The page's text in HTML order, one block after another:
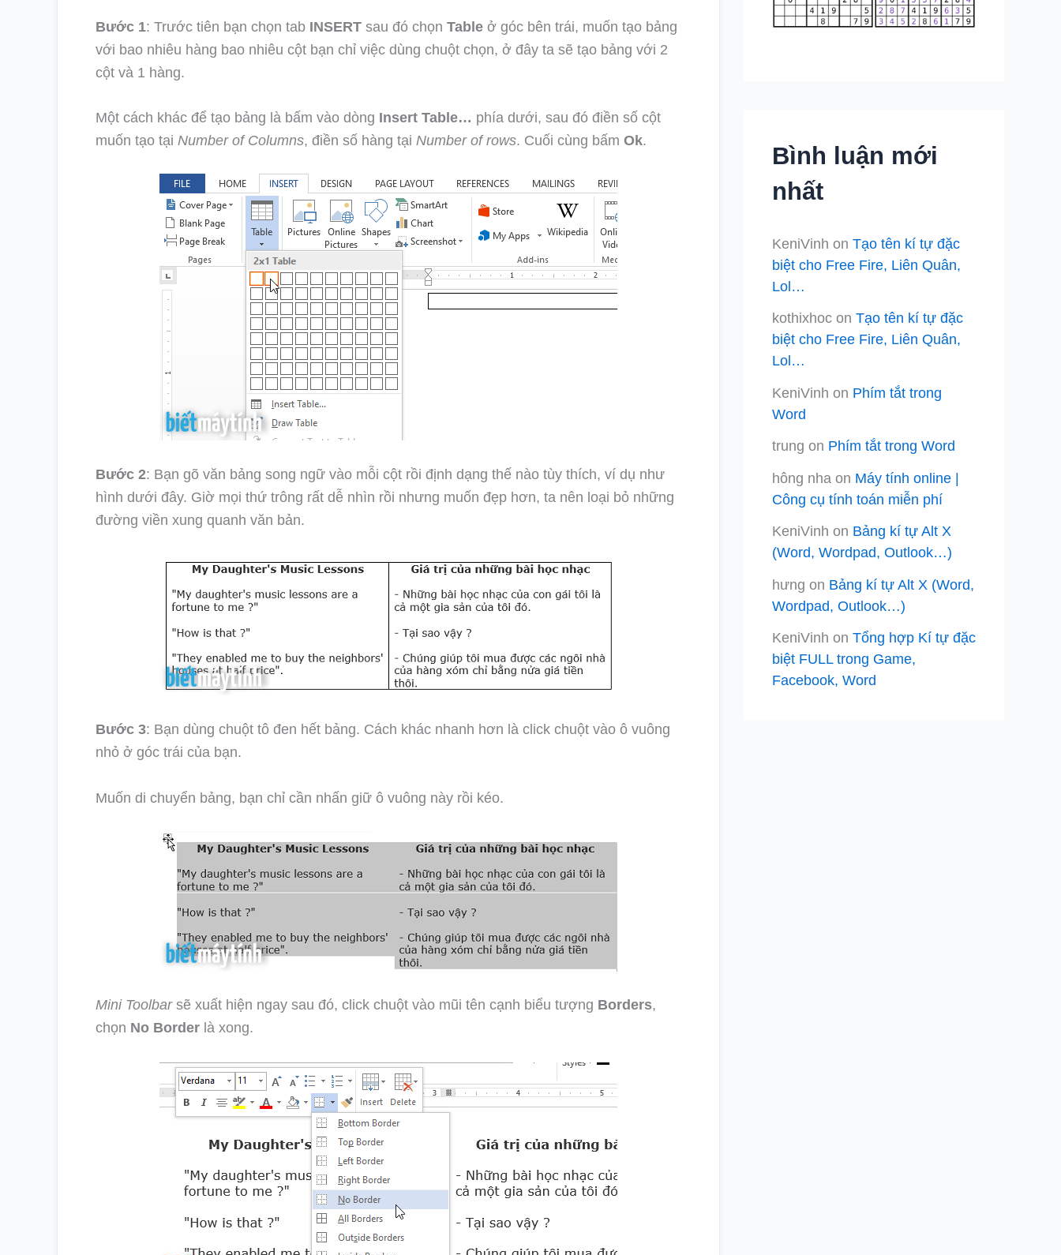
Bước 1: Trước tiên bạn chọn tab INSERT sau đó chọn Table ở góc bên trái, muốn tạo bảng
với bao nhiêu hàng bao nhiêu cột bạn chỉ việc dùng chuột chọn, ở đây ta sẽ tạo bảng với 2
cột và 1 hàng.
Một cách khác để tạo bảng là bấm vào dòng Insert Table… phía dưới, sau đó điền số cột
muốn tạo tại Number of Columns, điền số hàng tại Number of rows. Cuối cùng bấm Ok.
Bước 2: Bạn gõ văn bảng song ngữ vào mỗi cột rồi định dạng thế nào tùy thích, ví dụ như
hình dưới đây. Giờ mọi thứ trông rất dễ nhìn rồi nhưng muốn đẹp hơn, ta nên loại bỏ những
đường viền xung quanh văn bản.
Bước 3: Bạn dùng chuột tô đen hết bảng. Cách khác nhanh hơn là click chuột vào ô vuông
nhỏ ở góc trái của bạn.
Muốn di chuyển bảng, bạn chỉ cần nhấn giữ ô vuông này rồi kéo.
Mini Toolbarsẽ xuất hiện ngay sau đó, click chuột vào mũi tên cạnh biểu tượng Borders,
chọn No Border là xong.
Bình luận mới
nhất
KeniVinh on Tạo tên kí tự đặc
biệt cho Free Fire, Liên Quân,
Lol…
kothixhoc on Tạo tên kí tự đặc
biệt cho Free Fire, Liên Quân,
Lol…
KeniVinh on Phím tắt trong
Word
trung on Phím tắt trong Word
hông nha on Máy tính online |
Công cụ tính toán miễn phí
KeniVinh on Bảng kí tự Alt X
(Word, Wordpad, Outlook…)
hưng on Bảng kí tự Alt X (Word,
Wordpad, Outlook…)
KeniVinh on Tổng hợp Kí tự đặc
biệt FULL trong Game,
Facebook, Word